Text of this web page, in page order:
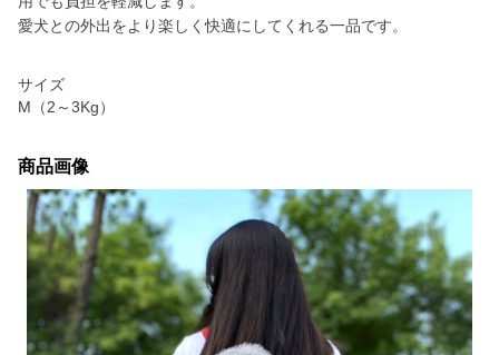
愛犬との外出をより楽しく快適にしてくれる一品です。
サイズ
M（2～3Kg）
商品画像